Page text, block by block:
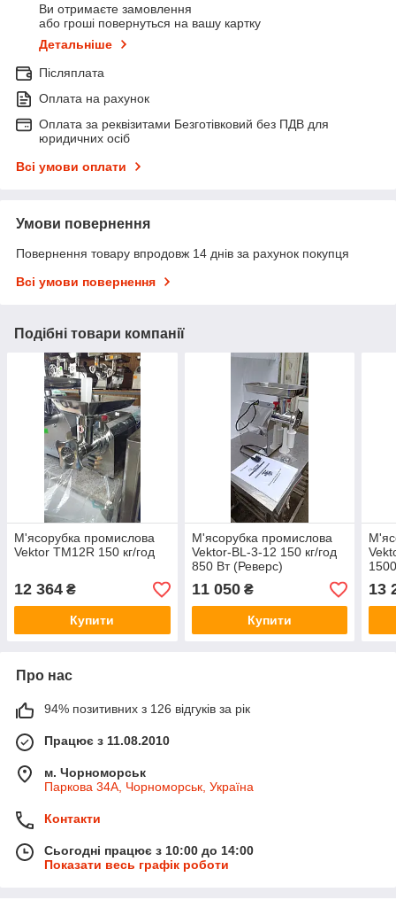
Ви отримаєте замовлення
або гроші повернуться на вашу картку
Детальніше
Післяплата
Оплата на рахунок
Оплата за реквізитами Безготівковий без ПДВ для
юридичних осіб
Всі умови оплати
Умови повернення
Повернення товару впродовж 14 днів за рахунок покупця
Всі умови повернення
Подібні товари компанії
М'ясорубка промислова
Vektor TM12R 150 кг/год
12 364 ₴
Купити
М'ясорубка промислова
Vektor-BL-3-12 150 кг/год
850 Вт (Реверс)
11 050₴
Купити
13
Про нас
94% позитивних з 126 відгуків за рік
Працює з 11.08.2010
м. Чорноморськ
Паркова 34А, Чорноморськ, Україна
Контакти
Сьогодні працює з 10:00 до 14:00
Показати весь графік роботи